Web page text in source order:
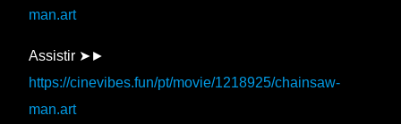
man.art
Assistir ➤►
https://cinevibes.fun/pt/movie/1218925/chainsaw-
man.art